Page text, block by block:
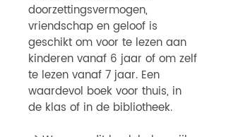
doorzettingsvermogen,
vriendschap en geloof is
geschikt om voor te lezen aan
kinderen vanaf 6 jaar of om zelf
te lezen vanaf 7 jaar. Een
waardevol boek voor thuis, in
de klas of in de bibliotheek.